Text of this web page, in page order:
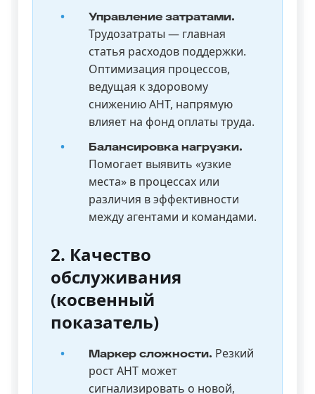
Управление затратами.
Трудозатраты — главная
статья расходов поддержки.
Оптимизация процессов,
ведущая к здоровому
снижению AHT, напрямую
влияет на фонд оплаты труда.
Балансировка нагрузки.
Помогает выявить «узкие
места» в процессах или
различия в эффективности
между агентами и командами.
2. Качество
обслуживания
(косвенный
показатель)
Маркер сложности. Резкий
рост AHT может
сигнализировать о новой,